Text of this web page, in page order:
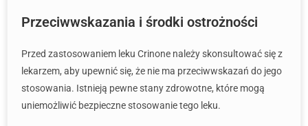
Przeciwwskazania i środki ostrożności
Przed zastosowaniem leku Crinone należy skonsultować się z
lekarzem, aby upewnić się, że nie ma przeciwwskazań do jego
stosowania. Istnieją pewne stany zdrowotne, które mogą
uniemożliwić bezpieczne stosowanie tego leku.